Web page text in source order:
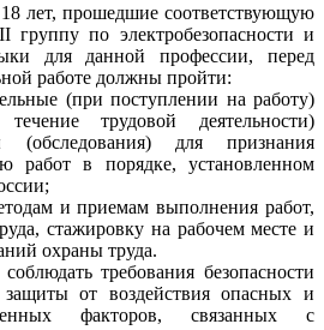
лет, прошедшие соответствующую
по электробезопасности и
для данной профессии, перед
работе должны пройти:
(при поступлении на работу)
трудовой деятельности)
(обследования) для признания
работ в порядке, установленном
и приемам выполнения работ,
стажировку на рабочем месте и
охраны труда.
требования безопасности
защиты от воздействия опасных и
факторов, связанных с